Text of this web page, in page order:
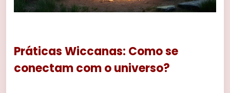
Práticas Wiccanas: Como se
conectam com o universo?